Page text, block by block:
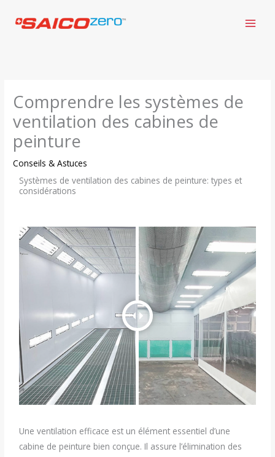
Comprendre les systèmes de
ventilation des cabines de
peinture
Conseils & Astuces
Systèmes de ventilation des cabines de peinture: types et
considérations
Une ventilation efficace est un élément essentiel d’une
cabine de peinture bien conçue. Il assure l’élimination des